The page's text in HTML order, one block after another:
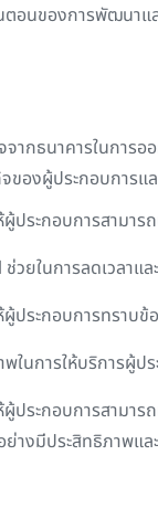
นของการพัฒนาแล
จจากธนาคารในการ
องผู้ประกอบการแ
ผู้ประกอบการสามา
ช่วยในการลดเวลาแ
ผู้ประกอบการทราบ
ในการให้บริการผู้ป
ผู้ประกอบการสามา
างมีประสิทธิภาพแ